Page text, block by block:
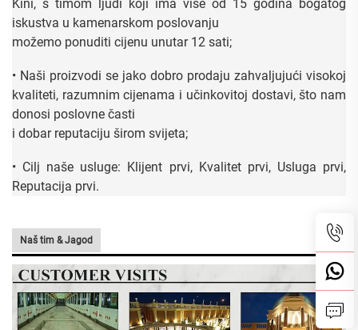
Kini, s timom ljudi koji ima više od 15 godina bogatog
iskustva u kamenarskom poslovanju
možemo ponuditi cijenu unutar 12 sati;
• Naši proizvodi se jako dobro prodaju zahvaljujući visokoj
kvaliteti, razumnim cijenama i učinkovitoj dostavi, što nam
donosi poslovne časti
i dobar reputaciju širom svijeta;
• Cilj naše usluge: Klijent prvi, Kvalitet prvi, Usluga prvi,
Reputacija prvi.
Naš tim & Jagod